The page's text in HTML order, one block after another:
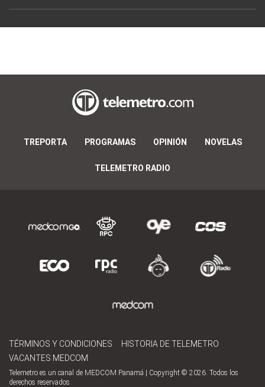
TREPORTA PROGRAMAS OPINIÓN NOVELAS
TELEMETRO RADIO
TÉRMINOS Y CONDICIONES
HISTORIA DE TELEMETRO
VACANTES MEDCOM
Telemetro es un canal de MEDCOM Panamá | Copyright © 2026. Todos los
derechos reservados.